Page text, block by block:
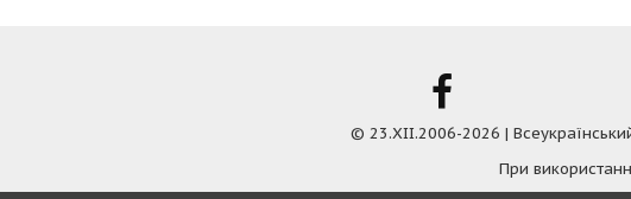
© 23.XII.2006-2026 |
При